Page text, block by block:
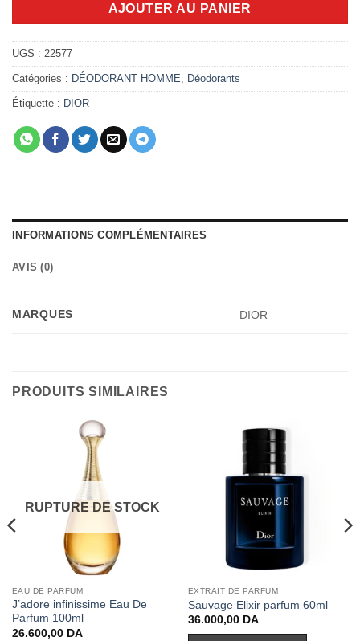
AJOUTER AU PANIER
UGS : 22577
Catégories : DÉODORANT HOMME Déodorants
Étiquette : DIOR
INFORMATIONS COMPLÉMENTAIRES
AVIS (0)
MARQUES DIOR
PRODUITS SIMILAIRES
RUPTURE DE STOCK
EAU DE PARFUM
J’adore infinissime Eau De
Parfum 100ml
26.600,00 DA
EXTRAIT DE PARFUM
Sauvage Elixir parfum 60ml
36.000,00 DA